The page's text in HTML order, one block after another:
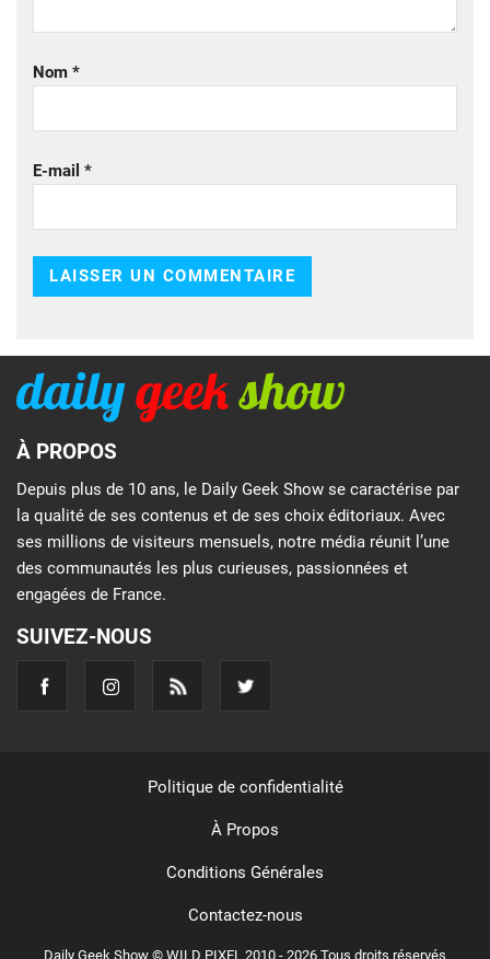
Nom *
E-mail *
À PROPOS
Depuis plus de 10 ans, le Daily Geek Show se caractérise par
la qualité de ses contenus et de ses choix éditoriaux. Avec
ses millions de visiteurs mensuels, notre média réunit l’une
des communautés les plus curieuses, passionnées et
engagées de France.
SUIVEZ-NOUS
Daily Geek Show © WILD PIXEL 2010 - 2026 Tous droits réservés
Politique de confidentialité
À Propos
Conditions Générales
Contactez-nous